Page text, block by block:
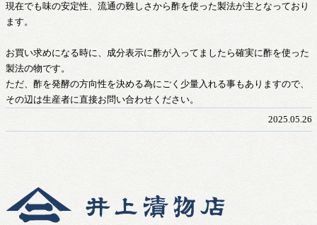
現在でも味の安定性、流通の難しさから酢を使った製法が主となっており
ます。
お買い求めになる時に、成分表示に酢が入ってましたら確実に酢を使った
製法の物です。
ただ、酢を発酵の方向性を決める為にごく少量入れる事もありますので、
その辺は生産者に直接お問い合わせください。
2025.05.26